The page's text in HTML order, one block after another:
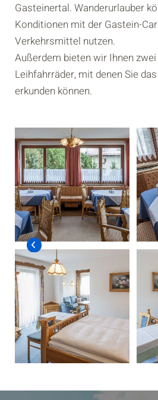
Gasteinertal. Wanderurlauber
Konditionen mit der Gastein-
Verkehrsmittel nutzen.
Außerdem bieten wir Ihnen
Leihfahrräder, mit denen Sie
erkunden können.